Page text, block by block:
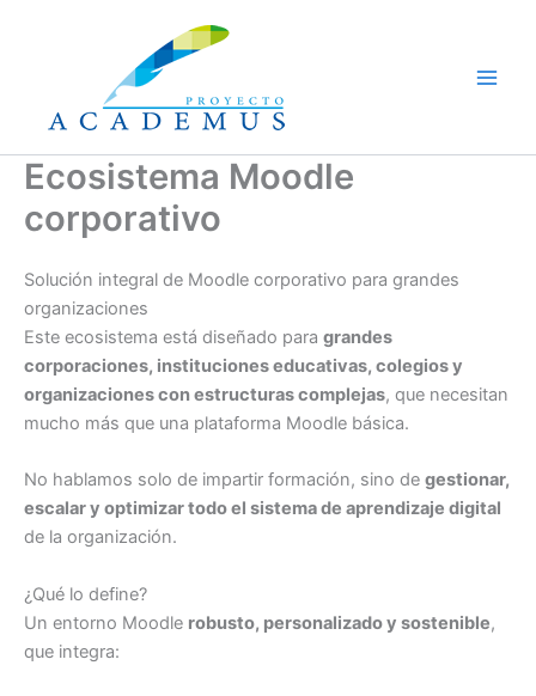
Ecosistema Moodle
corporativo
Solución integral de Moodle corporativo para grandes
organizaciones
Este ecosistema está diseñado para grandes
corporaciones, instituciones educativas, colegios y
organizaciones con estructuras complejas, que necesitan
mucho más que una plataforma Moodle básica.
No hablamos solo de impartir formación, sino de gestionar,
escalar y optimizar todo el sistema de aprendizaje digital
de la organización.
¿Qué lo define?
Un entorno Moodle robusto, personalizado y sostenible,
que integra: